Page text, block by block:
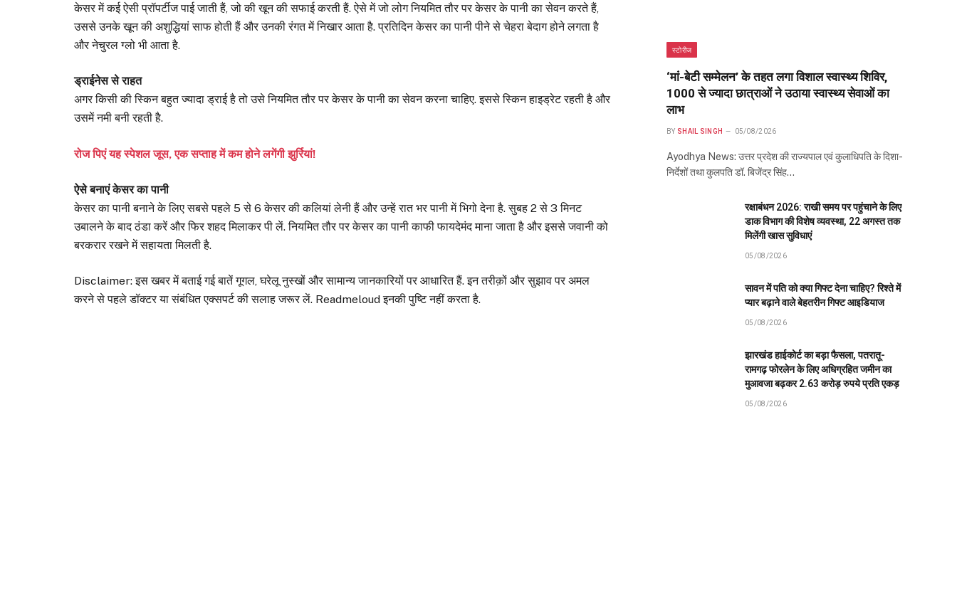
केसर में कई ऐसी प्रॉपर्टीज पाई जाती हैं, जो की खून की सफाई करती हैं. ऐसे में जो लोग नियमित तौर पर केसर के पानी का सेवन करते हैं,
उससे उनके खून की अशुद्धियां साफ होती हैं और उनकी रंगत में निखार आता है. प्रतिदिन केसर का पानी पीने से चेहरा बेदाग होने लगता है
और नेचुरल ग्लो भी आता है.
ड्राईनेस से राहत
अगर किसी की स्किन बहुत ज्यादा ड्राई है तो उसे नियमित तौर पर केसर के पानी का सेवन करना चाहिए. इससे स्किन हाइड्रेट रहती है और
उसमें नमी बनी रहती है.
रोज पिएं यह स्पेशल जूस, एक सप्ताह में कम होने लगेंगी झुर्रियां!
ऐसे बनाएं केसर का पानी
केसर का पानी बनाने के लिए सबसे पहले 5 से 6 केसर की कलियां लेनी हैं और उन्हें रात भर पानी में भिगो देना है. सुबह 2 से 3 मिनट
उबालने के बाद ठंडा करें और फिर शहद मिलाकर पी लें. नियमित तौर पर केसर का पानी काफी फायदेमंद माना जाता है और इससे जवानी को
बरकरार रखने में सहायता मिलती है.
Disclaimer: इस खबर में बताई गई बातें गूगल, घरेलू नुस्खों और सामान्य जानकारियों पर आधारित हैं. इन तरीक़ों और सुझाव पर अमल
करने से पहले डॉक्टर या संबंधित एक्सपर्ट की सलाह जरूर लें. Readmeloud इनकी पुष्टि नहीं करता है.
स्टोरीज
‘मां-बेटी सम्मेलन’ के तहत लगा विशाल स्वास्थ्य शिविर,
1000 से ज्यादा छात्राओं ने उठाया स्वास्थ्य सेवाओं का
लाभ
BY SHAIL SINGH 05/08/2026
Ayodhya News: उत्तर प्रदेश की राज्यपाल एवं कुलाधिपति के दिशा-
निर्देशों तथा कुलपति डॉ. बिजेंद्र सिंह…
रक्षाबंधन 2026: राखी समय पर पहुंचाने के लिए
डाक विभाग की विशेष व्यवस्था, 22 अगस्त तक
मिलेंगी खास सुविधाएं
05/08/2026
सावन में पति को क्या गिफ्ट देना चाहिए? रिश्ते में
प्यार बढ़ाने वाले बेहतरीन गिफ्ट आइडियाज
05/08/2026
झारखंड हाईकोर्ट का बड़ा फैसला, पतरातू-
रामगढ़ फोरलेन के लिए अधिग्रहित जमीन का
मुआवजा बढ़कर 2.63 करोड़ रुपये प्रति एकड़
05/08/2026